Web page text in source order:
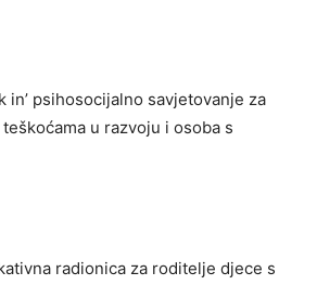
in’ psihosocijalno savjetovanje za
u razvoju i osoba s
radionica za roditelje djece s